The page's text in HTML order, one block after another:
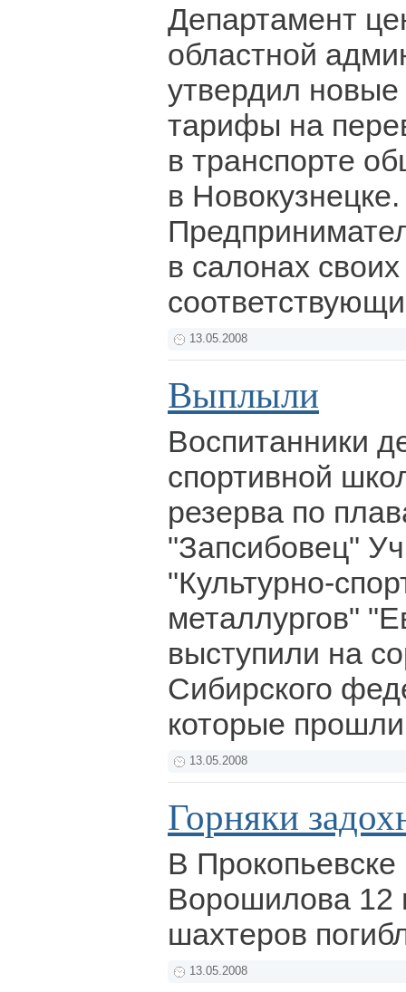
Департамент
областной
утвердил
тарифы на
в транспорте
в Новокузнецке.
в салонах
13.05.2008
Выплыли
Воспитанники
спортивной
резерва по
"Запсибовец"
"Культурно-
металлургов"
выступили на
Сибирского
которые
13.05.2008
Горняки
В
Ворошилова 12
шахтеров
13.05.2008